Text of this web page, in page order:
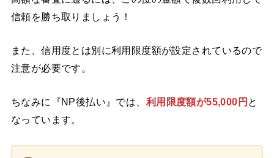
信頼を勝ち取りましょう！
また、信用度とは別に利用限度額が設定されているので
注意が必要です。
ちなみに『NP後払い』では、 利用限度額が55,000円 と
なっています。